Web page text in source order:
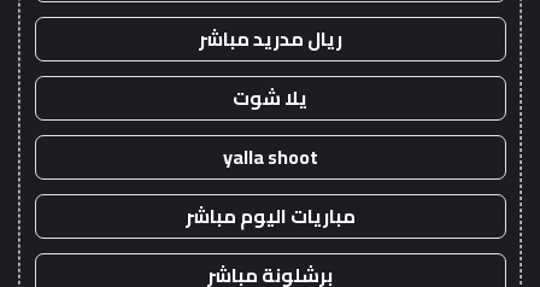
ريال مدريد مباشر
يلا شوت
yalla shoot
مباريات اليوم مباشر
برشلونة مباشر